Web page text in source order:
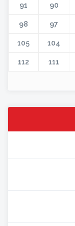
90
91
97
98
104
105
111
112